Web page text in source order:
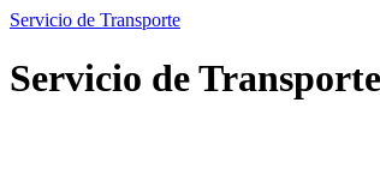
Servicio de Transporte
Servicio de